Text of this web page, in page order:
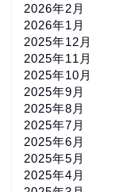
2026年2月
2026年1月
2025年12月
2025年11月
2025年10月
2025年9月
2025年8月
2025年7月
2025年6月
2025年5月
2025年4月